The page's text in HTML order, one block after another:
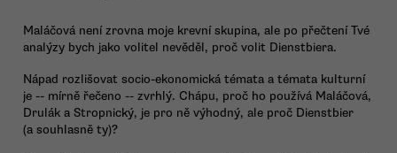
Maláčová není zrovna moje krevní skupina, ale po přečtení Tvé
analýzy bych jako volitel nevěděl, proč volit Dienstbiera.
Nápad rozlišovat socio-ekonomická témata a témata kulturní
je -- mírně řečeno -- zvrhlý. Chápu, proč ho používá Maláčová,
Drulák a Stropnický, je pro ně výhodný, ale proč Dienstbier
(a souhlasně ty)?